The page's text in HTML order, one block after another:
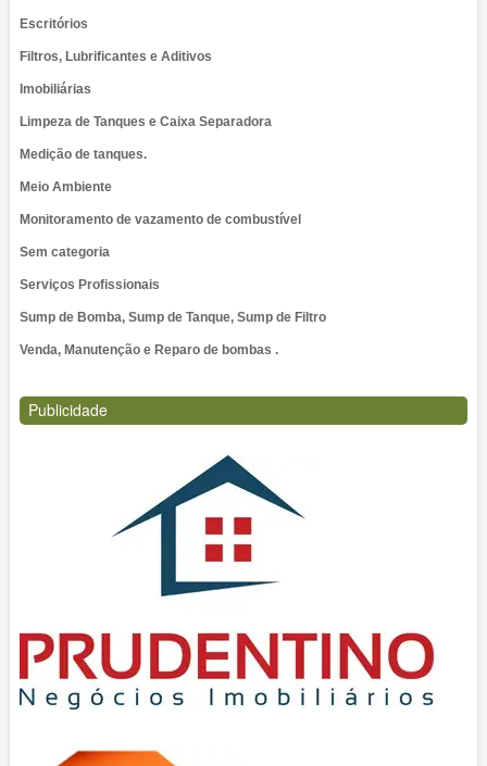
Escritórios
Filtros, Lubrificantes e Aditivos
Imobiliárias
Limpeza de Tanques e Caixa Separadora
Medição de tanques.
Meio Ambiente
Monitoramento de vazamento de combustível
Sem categoria
Serviços Profissionais
Sump de Bomba, Sump de Tanque, Sump de Filtro
Venda, Manutenção e Reparo de bombas .
Publicidade